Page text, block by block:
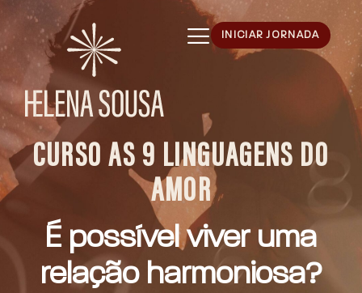
INICIAR JORNADA
CURSO AS 9 LINGUAGENS DO
AMOR
É possível viver uma
relação harmoniosa?